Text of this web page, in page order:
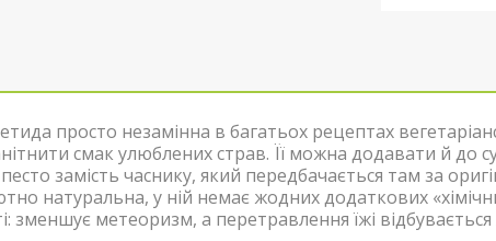
просто незамінна в багатьох рецептах
смак улюблених страв. Її можна додавати й до
замість часнику, який передбачається там за
натуральна, у ній немає жодних додаткових
зменшує метеоризм, а перетравлення їжі